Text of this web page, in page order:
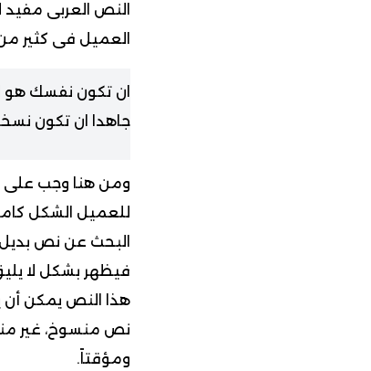
النص العربى
العميل فى كثير
ان تكون نفسك هو
جاهدا ان تكون
ومن هنا وجب على
للعميل الشكل
البحث عن نص
فيظهر بشكل لا
هذا النص يمكن أن
نص منسوخ، غير
ومؤقتاً.